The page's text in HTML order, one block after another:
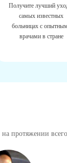
Получите лучший
самых известных
больницах с
врачами в стране